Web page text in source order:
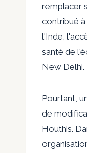
remplacer
contribué à
l'Inde,
santé de
New Delhi.
Pourtant,
de
Houthis.